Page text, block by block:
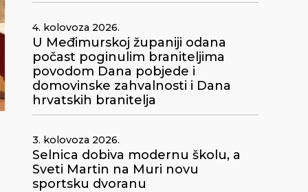
4. kolovoza 2026.
U Međimurskoj županiji odana
počast poginulim braniteljima
povodom Dana pobjede i
domovinske zahvalnosti i Dana
hrvatskih branitelja
3. kolovoza 2026.
Selnica dobiva modernu školu, a
Sveti Martin na Muri novu
sportsku dvoranu